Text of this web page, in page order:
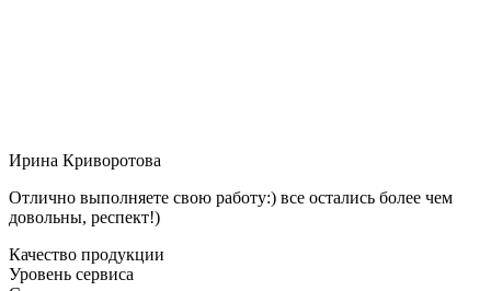
Ирина Криворотова
Отлично выполняете свою работу:) все остались более чем
довольны, респект!)
Качество продукции
Уровень сервиса